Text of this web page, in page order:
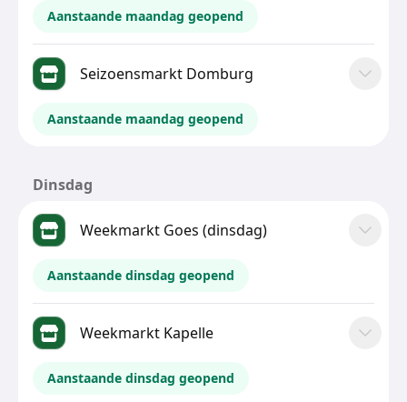
Aanstaande maandag geopend
Seizoensmarkt Domburg
Aanstaande maandag geopend
Dinsdag
Weekmarkt Goes (dinsdag)
Aanstaande dinsdag geopend
Weekmarkt Kapelle
Aanstaande dinsdag geopend